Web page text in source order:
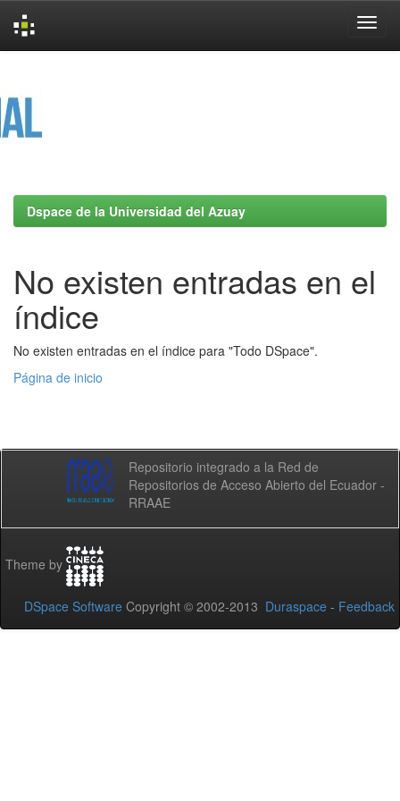
Dspace de la Universidad del Azuay
No existen entradas en el
índice
No existen entradas en el índice para "Todo DSpace".
Página de inicio
Repositorio integrado a la Red de
Repositorios de Acceso Abierto del Ecuador -
RRAAE
Theme by
DSpace Software Copyright © 2002-2013 Duraspace - Feedback